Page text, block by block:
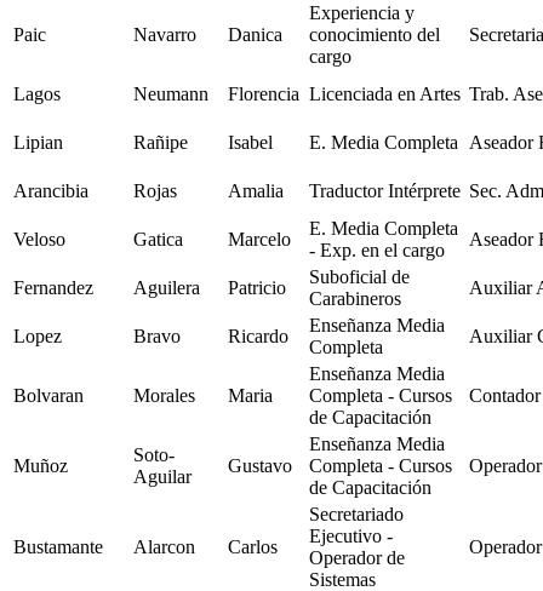
Paic Navarro Danica
Experiencia y
conocimiento del
cargo
Secretaria
Lagos Neumann Florencia Licenciada en Artes Trab.
Lipian Rañipe Isabel E. Media Completa Aseador
Arancibia Rojas Amalia Traductor Intérprete Sec.
Veloso Gatica Marcelo
E. Media Completa
- Exp. en el cargo
Aseador
Fernandez Aguilera Patricio
Suboficial de
Carabineros
Auxiliar
Lopez Bravo Ricardo
Enseñanza Media
Completa
Auxiliar
Bolvaran Morales Maria
Enseñanza Media
Completa - Cursos
de Capacitación
Muñoz
Soto-
Aguilar
Gustavo
Enseñanza Media
Completa - Cursos
de Capacitación
Bustamante Alarcon Carlos
Secretariado
Ejecutivo -
Operador de
Sistemas